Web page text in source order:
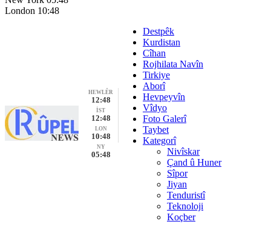
London 10:48
HEWLÊR
12:48
İST
12:48
LON
10:48
NY
05:48
Destpêk
Kurdistan
Cîhan
Rojhilata Navîn
Tirkiye
Aborî
Hevpeyvîn
Vîdyo
Foto Galerî
Taybet
Kategorî
Nivîskar
Çand û Huner
Sîpor
Jiyan
Tenduristî
Teknoloji
Koçber